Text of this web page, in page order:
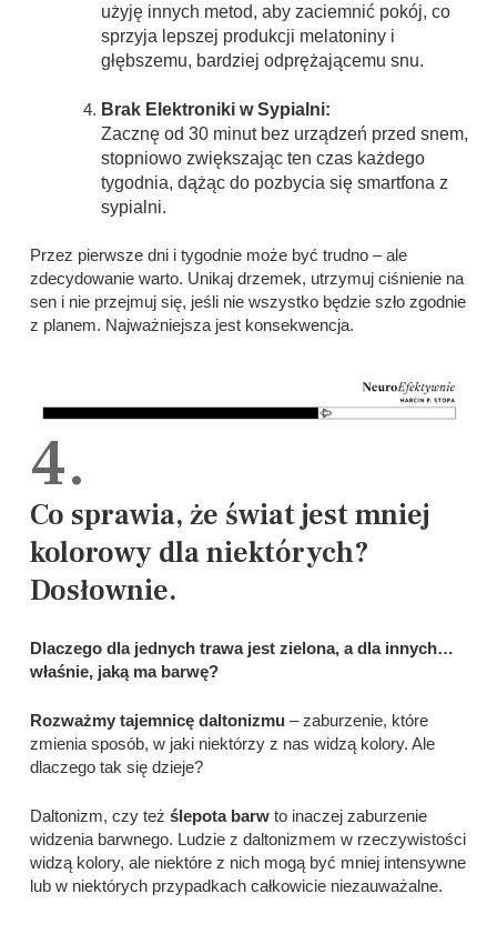
użyję innych metod, aby zaciemnić pokój, co
sprzyja lepszej produkcji melatoniny i
głębszemu, bardziej odprężającemu snu.
Brak Elektroniki w Sypialni:
Zacznę od 30 minut bez urządzeń przed snem,
stopniowo zwiększając ten czas każdego
tygodnia, dążąc do pozbycia się smartfona z
sypialni.
Przez pierwsze dni i tygodnie może być trudno – ale
zdecydowanie warto. Unikaj drzemek, utrzymuj ciśnienie na
sen i nie przejmuj się, jeśli nie wszystko będzie szło zgodnie
z planem. Najważniejsza jest konsekwencja.
4.
Co sprawia, że świat jest mniej
kolorowy dla niektórych?
Dosłownie.
Dlaczego dla jednych trawa jest zielona, a dla innych…
właśnie, jaką ma barwę?
Rozważmy tajemnicę daltonizmu – zaburzenie, które
zmienia sposób, w jaki niektórzy z nas widzą kolory. Ale
dlaczego tak się dzieje?
Daltonizm, czy teżślepota barw to inaczej zaburzenie
widzenia barwnego. Ludzie z daltonizmem w rzeczywistości
widzą kolory, ale niektóre z nich mogą być mniej intensywne
lub w niektórych przypadkach całkowicie niezauważalne.